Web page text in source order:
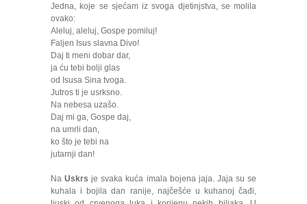
Jedna, koje se sjećam iz svoga djetinjstva, se molila
ovako:
Aleluj, aleluj, Gospe pomiluj!
Faljen Isus slavna Divo!
Daj ti meni dobar dar,
ja ću tebi bolji glas
od Isusa Sina tvoga.
Jutros ti je usrksno.
Na nebesa uzašo.
Daj mi ga, Gospe daj,
na umrli dan,
ko što je tebi na
jutarnji dan!
Na Uskrs je svaka kuća imala bojena jaja. Jaja su se
kuhala i bojila dan ranije, najčešće u kuhanoj čađi,